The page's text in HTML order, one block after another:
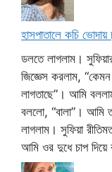
হাসপাতালে কচি ভোদায়
ডলতে লাগলাম।
জিজ্ঞেস করলাম,
লাগতাছে”। আমি
বললো, “বালা”। আমি
লাগলাম। সুফিয়া
আমি ওর দুধে চাপ